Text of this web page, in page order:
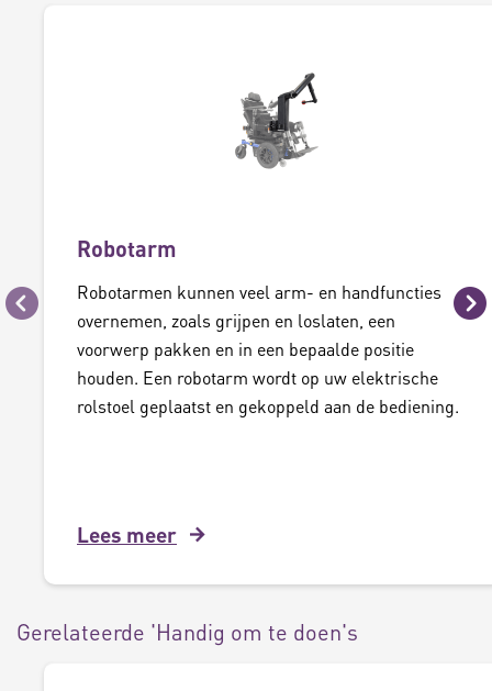
Vorige
Robotarm
Robotarmen kunnen veel arm- en handfuncties
overnemen, zoals grijpen en loslaten, een
voorwerp pakken en in een bepaalde positie
houden. Een robotarm wordt op uw elektrische
rolstoel geplaatst en gekoppeld aan de bediening.
Lees meer
Gerelateerde 'Handig om te doen's